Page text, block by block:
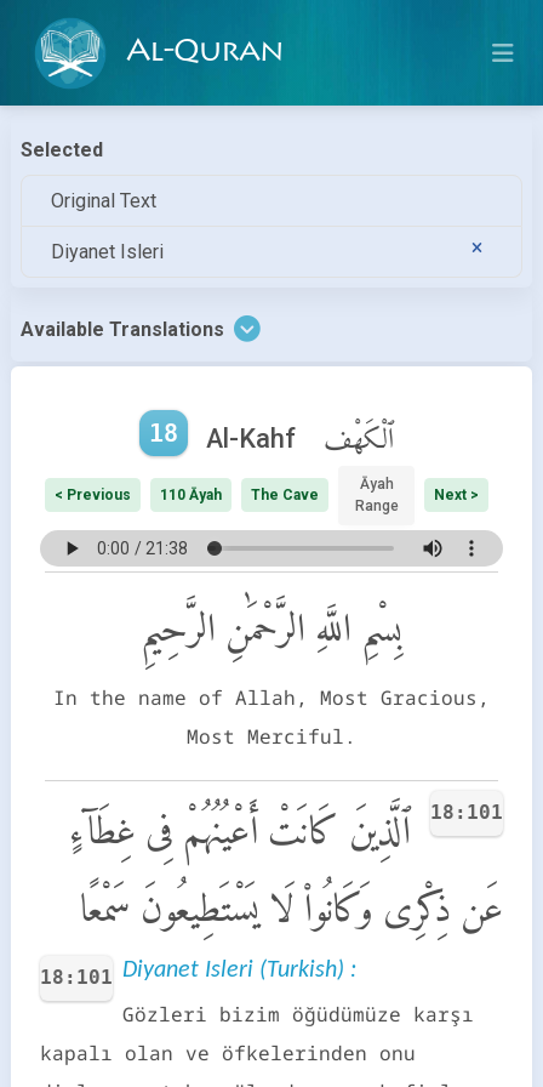
Al-Quran
Selected
Original Text
Diyanet Isleri
Available Translations
18 Al-Kahf ٱلْكَهْف
< Previous 110 Āyah The Cave
Āyah
Range
Next >
بِسْمِ اللَّهِ الرَّحْمَٰنِ الرَّحِيمِ
In the name of Allah, Most Gracious,
Most Merciful.
18:101
ٱلَّذِينَ كَانَتْ أَعْيُنُهُمْ فِى غِطَآءٍ
عَن ذِكْرِى وَكَانُوا۟ لَا يَسْتَطِيعُونَ سَمْعًا
18:101 Diyanet Isleri (Turkish) :
Gözleri bizim öğüdümüze karşı
kapalı olan ve öfkelerinden onu